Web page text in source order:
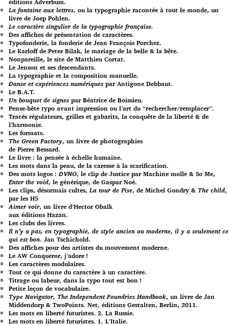
La fontaine aux lettres, ou la typographie racontée à tout le monde, un
livre de Joep Pohlen.
Le caractère singulier de la typographie française.
Des affiches de présentation de caractères.
Typofonderie, la fonderie de Jean François Porchez.
Le Karloff de Peter Bilak, le mariage de la belle & la bête.
Nonpareille, le site de Matthieu Cortat.
Le Jenson et ses descendants.
La typographie et la composition manuelle.
Danse et expériences numériques par Antigone Debbaut.
Le B.A.T.
Un bouquet de signes par Béatrice de Boissieu.
Pense-bête typo avant impression ou l’art du “rechercher/remplacer”.
Tracés régulateurs, grilles et gabarits, la conquête de la liberté & de
l’harmonie.
Les formats.
The Green Factory, un livre de photographies
de Pierre Bessard.
Le livre : la pensée à échelle humaine.
Les mots dans la peau, de la caresse à la scarification.
Des mots logos :DVNO, le clip de Justice par Machine molle & So Me,
Enter the void, le générique, de Gaspar Noé.
Les clips, désormais cultes,La tour de Pise, de Michel Gondry & The child,
par les H5
Aimer voir, un livre d’Hector Obalk
aux éditions Hazan.
Les clubs des livres.
Il n’y a pas, en typographie, de style ancien ou moderne, il y a seulement ce
qui est bon. Jan Tschichold.
Des affiches pour des artistes du mouvement moderne.
Le AW Conqueror, j’adore !
Les caractères modulaires.
Tout ce qui donne du caractère à un caractère.
Titrage ou labeur, dans la typo tout est bon !
Petite leçon de vocabulaire.
Type Navigator, The Independent Foundries Handbook, un livre de Jan
Middendorp & TwoPoints. Net, éditions Gestalten, Berlin, 2011.
Les mots en liberté futuristes. 2. La Russie.
Les mots en liberté futuristes. 1. L’Italie.